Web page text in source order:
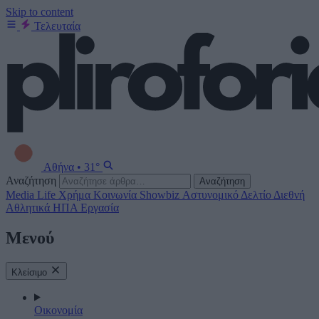
Skip to content
Τελευταία
Αθήνα • 31°
Αναζήτηση
Αναζήτηση
Media Life Χρήμα Κοινωνία Showbiz Αστυνομικό Δελτίο Διεθνή
Αθλητικά ΗΠΑ Εργασία
Μενού
Κλείσιμο
Οικονομία